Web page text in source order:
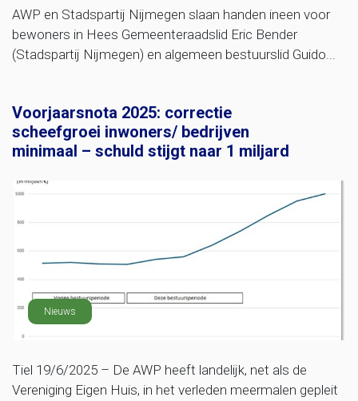
AWP en Stadspartij Nijmegen slaan handen ineen voor
bewoners in Hees Gemeenteraadslid Eric Bender
(Stadspartij Nijmegen) en algemeen bestuurslid Guido...
Voorjaarsnota 2025: correctie
scheefgroei inwoners/ bedrijven
minimaal – schuld stijgt naar 1 miljard
Nieuws
Tiel 19/6/2025 – De AWP heeft landelijk, net als de
Vereniging Eigen Huis, in het verleden meermalen gepleit